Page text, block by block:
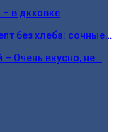
в дкховке
без хлеба: сочные…
Очень вкусно, не…